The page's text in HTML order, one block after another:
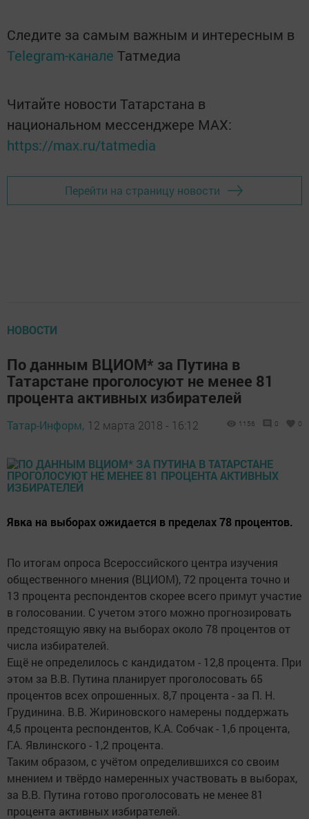
Следите за самым важным и интересным в
Telegram-канале Татмедиа
Читайте новости Татарстана в
национальном мессенджере MАХ:
https://max.ru/tatmedia
Перейти на страницу новости
НОВОСТИ
По данным ВЦИОМ* за Путина в
Татарстане проголосуют не менее 81
процента активных избирателей
Татар-Информ, 12 марта 2018 - 16:12 1156 0 0
Явка на выборах ожидается в пределах 78 процентов.
По итогам опроса Всероссийского центра изучения
общественного мнения (ВЦИОМ), 72 процента точно и
13 процента респондентов скорее всего примут участие
в голосовании. С учетом этого можно прогнозировать
предстоящую явку на выборах около 78 процентов от
числа избирателей.
Ещё не определилось с кандидатом - 12,8 процента. При
этом за В.В. Путина планирует проголосовать 65
процентов всех опрошенных. 8,7 процента - за П. Н.
Грудинина. В.В. Жириновского намерены поддержать
4,5 процента респондентов, К.А. Собчак - 1,6 процента,
Г.А. Явлинского - 1,2 процента.
Таким образом, с учётом определившихся со своим
мнением и твёрдо намеренных участвовать в выборах,
за В.В. Путина готово проголосовать не менее 81
процента активных избирателей.